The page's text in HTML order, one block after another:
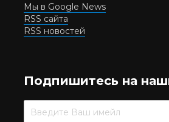
Мы в Google News
RSS сайта
RSS новостей
Подпишитесь на